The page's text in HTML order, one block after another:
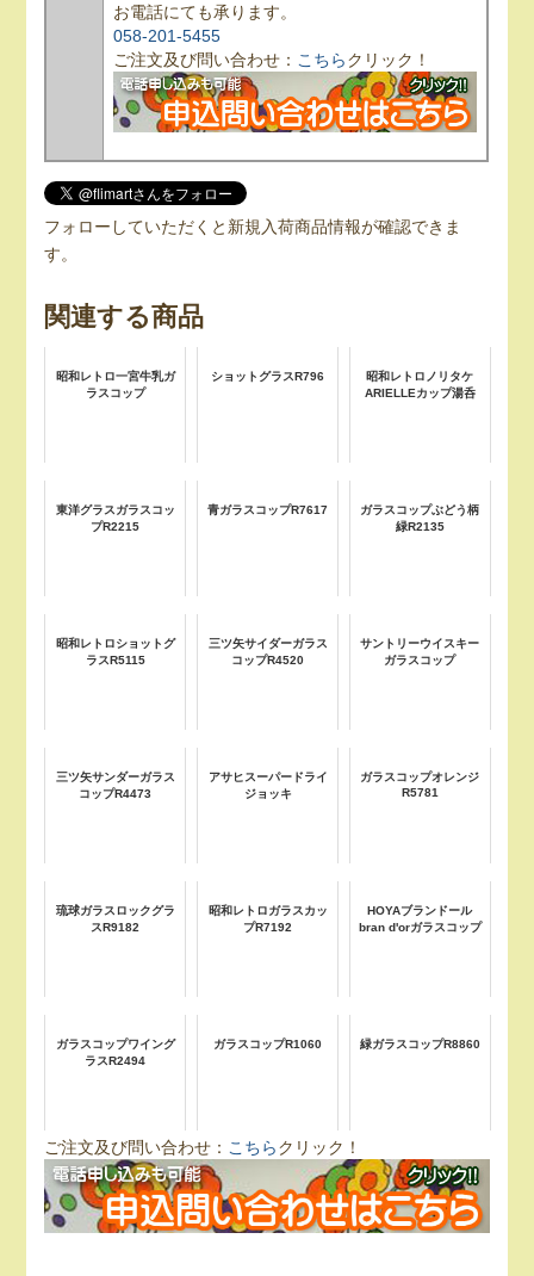
お電話にても承ります。
058-201-5455
ご注文及び問い合わせ： こちらクリック！
フォローしていただくと新規入荷商品情報が確認できま
す。
関連する商品
昭和レトロ一宮牛乳ガ
ラスコップ
ショットグラスR796
昭和レトロノリタケ
ARIELLEカップ湯呑
東洋グラスガラスコッ
プR2215
青ガラスコップR7617
ガラスコップぶどう柄
緑R2135
昭和レトロショットグ
ラスR5115
三ツ矢サイダーガラス
コップR4520
サントリーウイスキー
ガラスコップ
三ツ矢サンダーガラス
コップR4473
アサヒスーパードライ
ジョッキ
ガラスコップオレンジ
R5781
琉球ガラスロックグラ
スR9182
昭和レトロガラスカッ
プR7192
HOYAブランドール
bran d'orガラスコップ
ガラスコップワイング
ラスR2494
ガラスコップR1060 緑ガラスコップR8860
ご注文及び問い合わせ： こちらクリック！